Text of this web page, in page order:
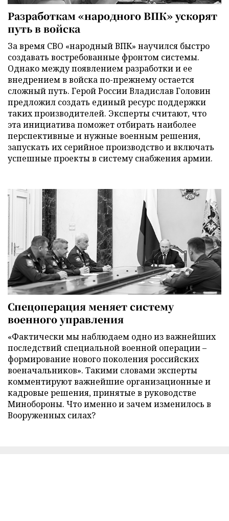
Разработкам «народного ВПК» ускорят
путь в войска
За время СВО «народный ВПК» научился быстро
создавать востребованные фронтом системы.
Однако между появлением разработки и ее
внедрением в войска по-прежнему остается
сложный путь. Герой России Владислав Головин
предложил создать единый ресурс поддержки
таких производителей. Эксперты считают, что
эта инициатива поможет отбирать наиболее
перспективные и нужные военным решения,
запускать их серийное производство и включать
успешные проекты в систему снабжения армии.
Спецоперация меняет систему
военного управления
«Фактически мы наблюдаем одно из важнейших
последствий специальной военной операции –
формирование нового поколения российских
военачальников». Такими словами эксперты
комментируют важнейшие организационные и
кадровые решения, принятые в руководстве
Минобороны. Что именно и зачем изменилось в
Вооруженных силах?